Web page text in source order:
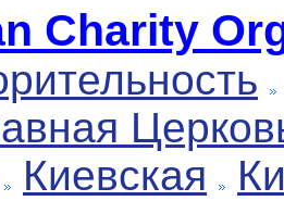
Charity
Киевская